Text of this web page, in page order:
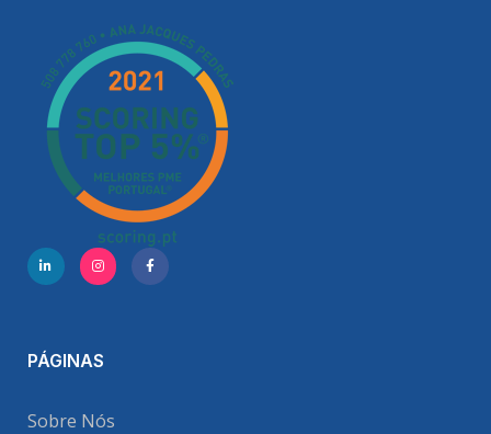
PÁGINAS
Sobre Nós